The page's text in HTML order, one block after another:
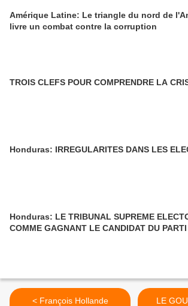
Amérique Latine: Le triangle du nord de
livre un combat contre la corruption
TROIS CLEFS POUR COMPRENDRE LA
Honduras: IRREGULARITES DANS LES
Honduras: LE TRIBUNAL SUPREME
COMME GAGNANT LE CANDIDAT DU
< François Hollande
LE